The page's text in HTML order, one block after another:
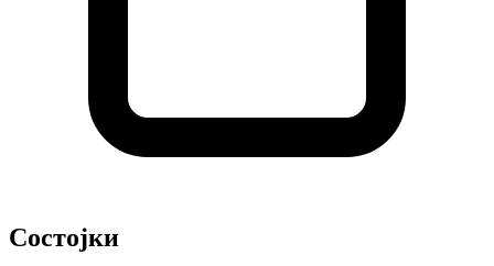
Состојки